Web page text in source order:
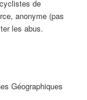
de
anonyme (pas
les abus.
Géographiques